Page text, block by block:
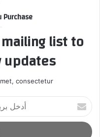
Purchase
list to
consectetur.
أ
د
خ
ل